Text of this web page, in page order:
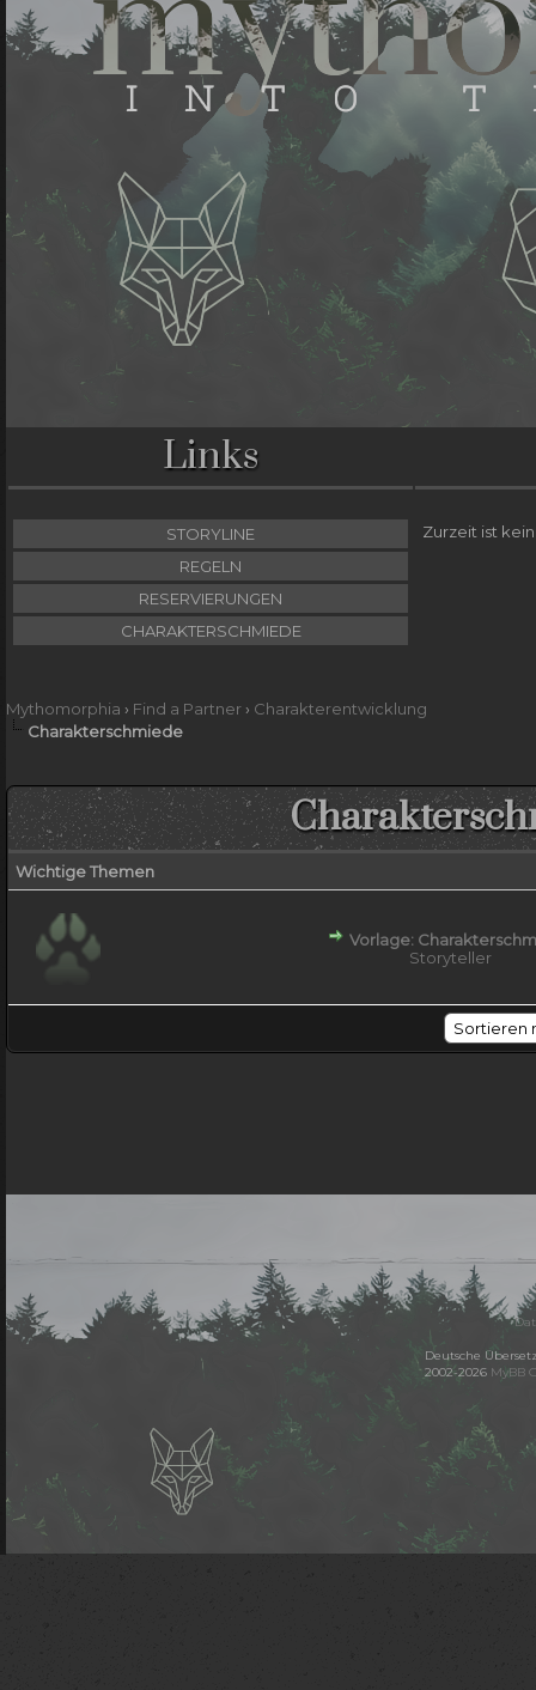
Links
STORYLINE
REGELN
RESERVIERUNGEN
CHARAKTERSCHMIEDE
Zurzeit ist
Mythomorphia › Find a Partner › Charakterentwicklung
Charakterschmiede
Wichtige Themen
Vorlage:
Storyteller
Deutsche
2002-2026 MyBB